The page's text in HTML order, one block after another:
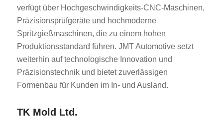
verfügt über Hochgeschwindigkeits-CNC-Maschinen,
Präzisionsprüfgeräte und hochmoderne
Spritzgießmaschinen, die zu einem hohen
Produktionsstandard führen. JMT Automotive setzt
weiterhin auf technologische Innovation und
Präzisionstechnik und bietet zuverlässigen
Formenbau für Kunden im In- und Ausland.
TK Mold Ltd.